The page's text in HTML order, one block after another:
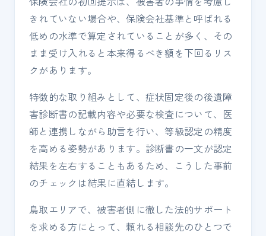
きれていない場合や、保険会社基準と呼ばれる
低めの水準で算定されていることが多く、その
まま受け入れると本来得るべき額を下回るリス
クがあります。
特徴的な取り組みとして、症状固定後の後遺障
害診断書の記載内容や必要な検査について、医
師と連携しながら助言を行い、等級認定の精度
を高める姿勢があります。診断書の一文が認定
結果を左右することもあるため、こうした事前
のチェックは結果に直結します。
鳥取エリアで、被害者側に徹した法的サポート
を求める方にとって、頼れる相談先のひとつで